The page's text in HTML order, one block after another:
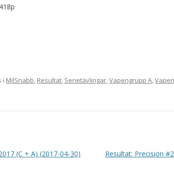
i MilSnabb, Resultat, Serietävlingar,Vapengrupp A,
(C + A) (2017-04-30) Resultat: Precision